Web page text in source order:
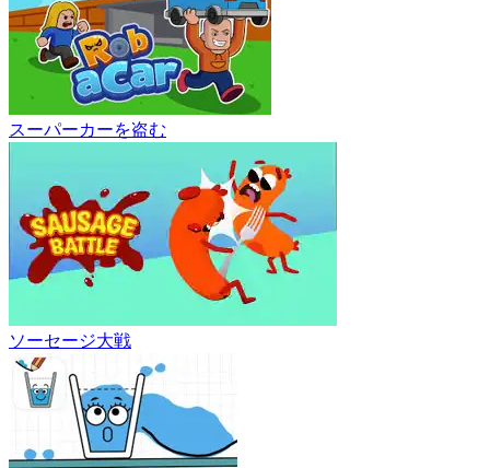
スーパーカーを盗む
ソーセージ大戦